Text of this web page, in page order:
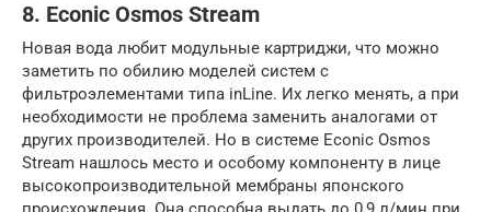
8. Econic Osmos Stream
Новая вода любит модульные картриджи, что можно
заметить по обилию моделей систем с
фильтроэлементами типа inLine. Их легко менять, а при
необходимости не проблема заменить аналогами от
других производителей. Но в системе Econic Osmos
Stream нашлось место и особому компоненту в лице
высокопроизводительной мембраны японского